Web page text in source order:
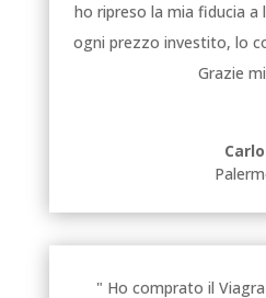
ho ripreso la mia fiducia
ogni prezzo investito, lo
Grazie
Carlo
" Ho comprato il